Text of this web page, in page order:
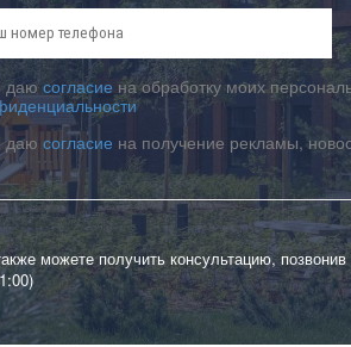
даюсогласие на обработку моих
даю согласие на получение рекламы,
можете получить консультацию,